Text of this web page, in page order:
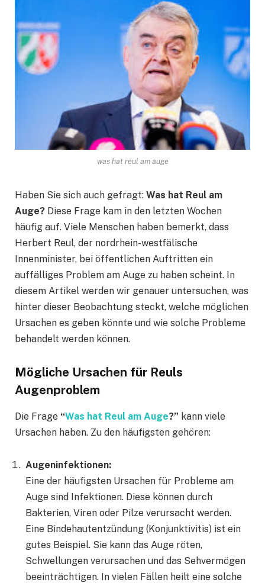
was hat reul am auge
Haben Sie sich auch gefragt: Was hat Reul am
Auge? Diese Frage kam in den letzten Wochen
häufig auf. Viele Menschen haben bemerkt, dass
Herbert Reul, der nordrhein-westfälische
Innenminister, bei öffentlichen Auftritten ein
auffälliges Problem am Auge zu haben scheint. In
diesem Artikel werden wir genauer untersuchen, was
hinter dieser Beobachtung steckt, welche möglichen
Ursachen es geben könnte und wie solche Probleme
behandelt werden können.
Mögliche Ursachen für Reuls
Augenproblem
Die Frage “Was hat Reul am Auge?” kann viele
Ursachen haben. Zu den häufigsten gehören:
Augeninfektionen:
Eine der häufigsten Ursachen für Probleme am
Auge sind Infektionen. Diese können durch
Bakterien, Viren oder Pilze verursacht werden.
Eine Bindehautentzündung (Konjunktivitis) ist ein
gutes Beispiel. Sie kann das Auge röten,
Schwellungen verursachen und das Sehvermögen
beeinträchtigen. In vielen Fällen heilt eine solche